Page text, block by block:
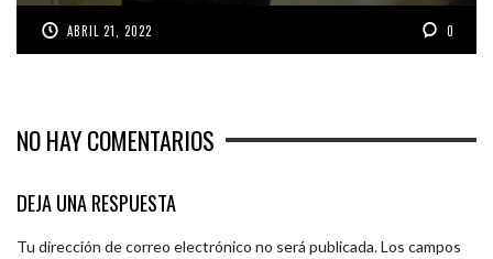
ABRIL 21, 2022 0
NO HAY COMENTARIOS
DEJA UNA RESPUESTA
Tu dirección de correo electrónico no será publicada.Los campos